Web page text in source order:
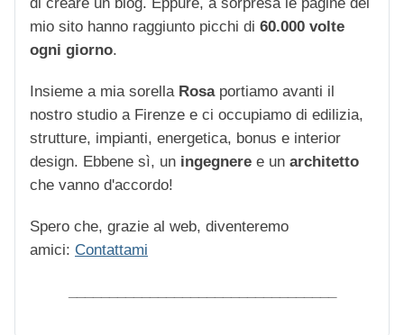
mio sito hanno raggiunto picchi di 60.000 volte
ogni giorno.
Insieme a mia sorella Rosaportiamo avanti il
nostro studio a Firenze e ci occupiamo di edilizia,
strutture, impianti, energetica, bonus e interior
design. Ebbene sì, un ingegnere e un architetto
che vanno d'accordo!
Spero che, grazie al web, diventeremo
amici: Contattami